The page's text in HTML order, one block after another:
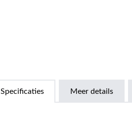
Specificaties Meer details